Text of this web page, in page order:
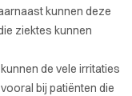
kunnen deze
ziektes kunnen
de vele irritaties
bij patiënten die